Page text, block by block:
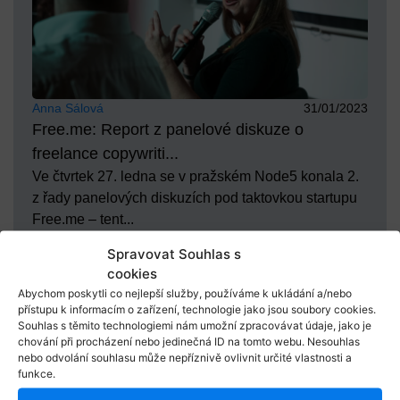
Spravovat Souhlas s
cookies
Abychom poskytli co nejlepší služby, používáme k ukládání a/nebo
přístupu k informacím o zařízení, technologie jako jsou soubory cookies.
Souhlas s těmito technologiemi nám umožní zpracovávat údaje, jako je
chování při procházení nebo jedinečná ID na tomto webu. Nesouhlas
nebo odvolání souhlasu může nepříznivě ovlivnit určité vlastnosti a
funkce.
Anna Sálová 31/01/2023
Free.me: Report z panelové diskuze o
freelance copywriti...
Ve čtvrtek 27. ledna se v pražském Node5 konala 2.
z řady panelových diskuzích pod taktovkou startupu
Free.me – tent...